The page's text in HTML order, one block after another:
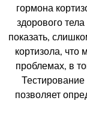
гормона
здорового
показать,
кортизола, что
проблемах, в
позволяет